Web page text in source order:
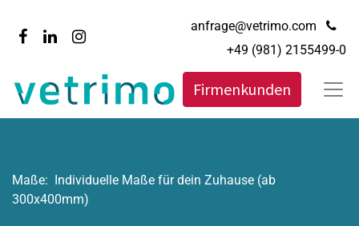
anfrage@vetrimo.com
+49 (981) 2155499-0
Firmenkunden
Maße: Individuelle Maße für dein Zuhause (ab
300x400mm)